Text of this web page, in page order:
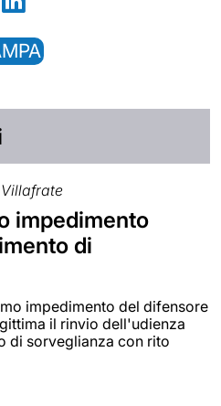
impedimento
di
impedimento del difensore
il rinvio dell'udienza
di sorveglianza con rito